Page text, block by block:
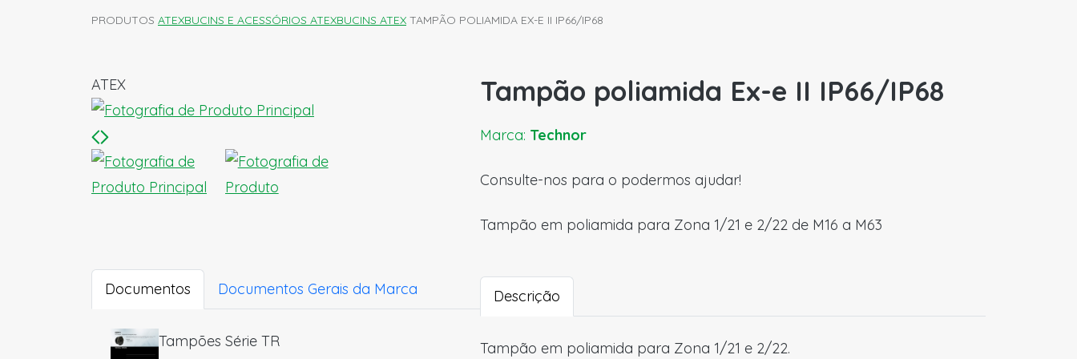
PRODUTOS ATEXBUCINS E ACESSÓRIOS ATEXBUCINS ATEX TAMPÃO POLIAMIDA EX-E II IP66/IP68
ATEX
Documentos Documentos Gerais da Marca
Tampões Série TR
Tampão poliamida Ex-e II IP66/IP68
Marca: Technor
Consulte-nos para o podermos ajudar!
Tampão em poliamida para Zona 1/21 e 2/22 de M16 a M63
Descrição
Tampão em poliamida para Zona 1/21 e 2/22.